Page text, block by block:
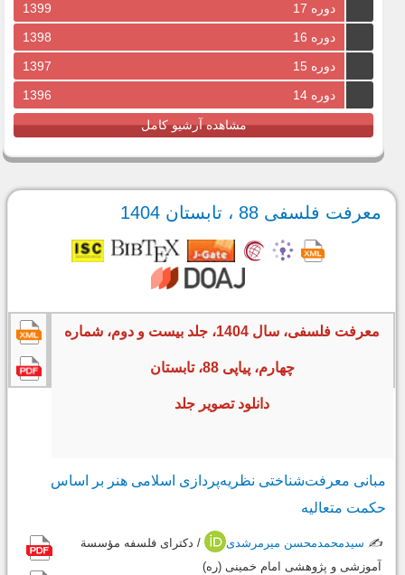
دوره 17
1399
دوره 16
1398
دوره 15
1397
دوره 14
1396
مشاهده آرشیو کامل
معرفت فلسفی 88 ، تابستان 1404
معرفت فلسفی، سال 1404، جلد بیست و دوم، شماره
چهارم، پیاپی 88، تابستان
دانلود تصویر جلد
مبانی معرفت‌شناختی نظریه‌پردازی اسلامی هنر بر اساس
حکمت متعالیه
✍️ سیدمحمدمحسن میرمرشدی
/ دکترای فلسفه مؤسسة
آموزشی و پژوهشی امام خمینی (ره)